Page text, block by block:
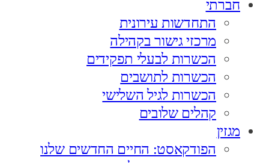
חברתי
התחדשות עירונית
מרכזי גישור בקהילה
הכשרות לבעלי תפקידים
הכשרות לתושבים
הכשרות לגיל השלישי
קהלים שלובים
מגזין
הפודקאסט: החיים החדשים שלנו